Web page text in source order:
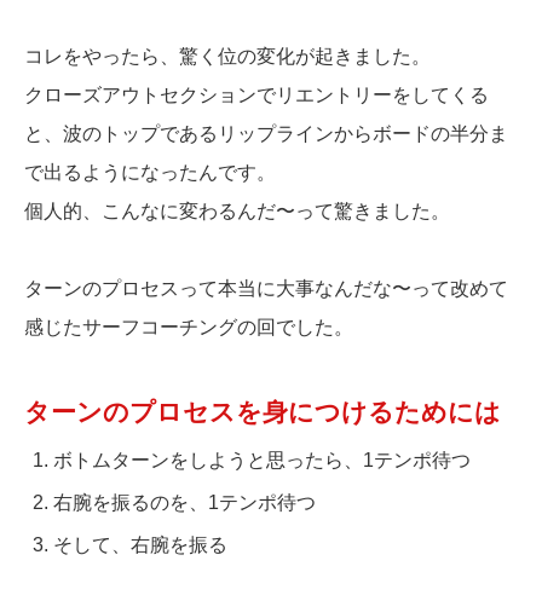
コレをやったら、驚く位の変化が起きました。
クローズアウトセクションでリエントリーをしてくる
と、波のトップであるリップラインからボードの半分ま
で出るようになったんです。
個人的、こんなに変わるんだ〜って驚きました。
ターンのプロセスって本当に大事なんだな〜って改めて
感じたサーフコーチングの回でした。
ターンのプロセスを身につけるためには
ボトムターンをしようと思ったら、1テンポ待つ
右腕を振るのを、1テンポ待つ
そして、右腕を振る